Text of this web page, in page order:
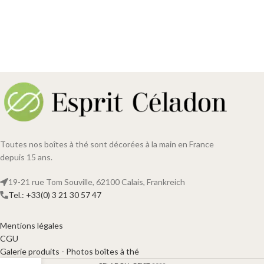
Toutes nos boîtes à thé sont décorées à la main en France
depuis 15 ans.
19-21 rue Tom Souville, 62100 Calais, Frankreich
Tel.: +33(0) 3 21 30 57 47
Mentions légales
CGU
Galerie produits - Photos boîtes à thé